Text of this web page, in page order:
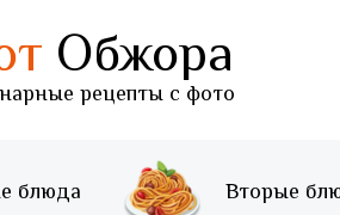
Обжора
рецепты с фото
блюда Вторые